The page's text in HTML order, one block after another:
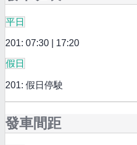
平日
201: 07:30 | 17:20
假日
201: 假日停駛
發車間距